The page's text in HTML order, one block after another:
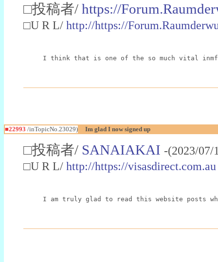
□投稿者/ https://
□U R L/ http://https://
I think that is one of the so much vital
■22993 /inTopicNo.23029) Im glad I now signed up
□投稿者/ SANAIAKAI -(2023/
□U R L/ http://https://visasdirect.com.au
I am truly glad to read this website posts